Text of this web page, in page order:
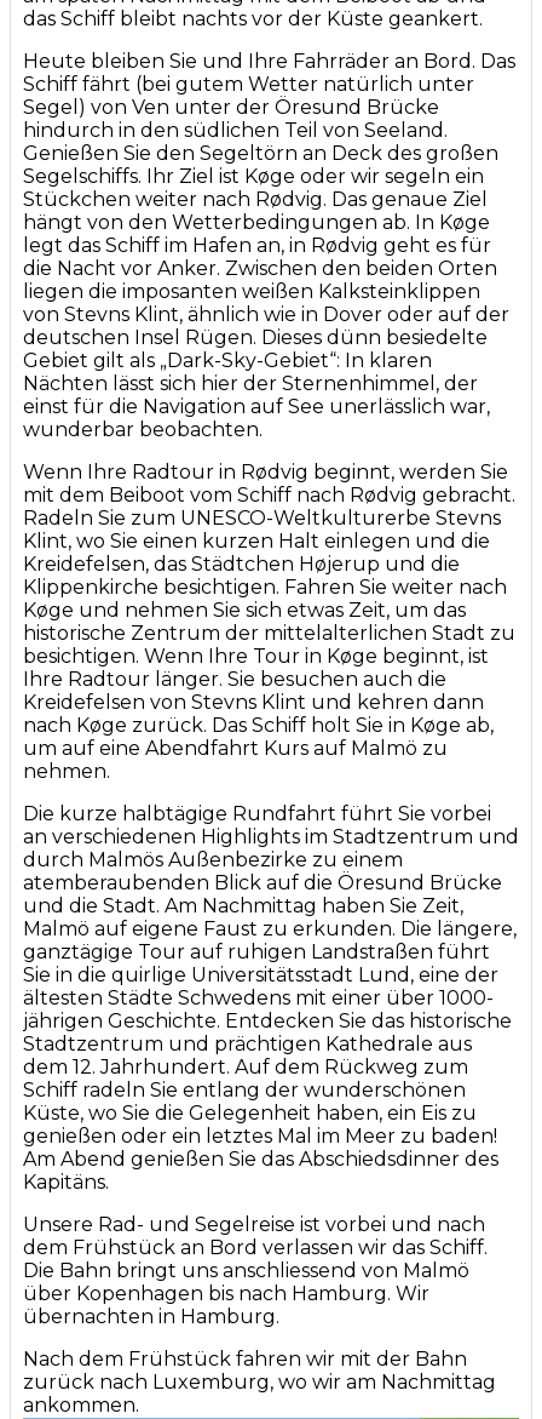
das Schiff bleibt nachts vor der Küste geankert.
Heute bleiben Sie und Ihre Fahrräder an Bord. Das
Schiff fährt (bei gutem Wetter natürlich unter
Segel) von Ven unter der Öresund Brücke
hindurch in den südlichen Teil von Seeland.
Genießen Sie den Segeltörn an Deck des großen
Segelschiffs. Ihr Ziel ist Køge oder wir segeln ein
Stückchen weiter nach Rødvig. Das genaue Ziel
hängt von den Wetterbedingungen ab. In Køge
legt das Schiff im Hafen an, in Rødvig geht es für
die Nacht vor Anker. Zwischen den beiden Orten
liegen die imposanten weißen Kalksteinklippen
von Stevns Klint, ähnlich wie in Dover oder auf der
deutschen Insel Rügen. Dieses dünn besiedelte
Gebiet gilt als „Dark-Sky-Gebiet“: In klaren
Nächten lässt sich hier der Sternenhimmel, der
einst für die Navigation auf See unerlässlich war,
wunderbar beobachten.
Wenn Ihre Radtour in Rødvig beginnt, werden Sie
mit dem Beiboot vom Schiff nach Rødvig gebracht.
Radeln Sie zum UNESCO-Weltkulturerbe Stevns
Klint, wo Sie einen kurzen Halt einlegen und die
Kreidefelsen, das Städtchen Højerup und die
Klippenkirche besichtigen. Fahren Sie weiter nach
Køge und nehmen Sie sich etwas Zeit, um das
historische Zentrum der mittelalterlichen Stadt zu
besichtigen. Wenn Ihre Tour in Køge beginnt, ist
Ihre Radtour länger. Sie besuchen auch die
Kreidefelsen von Stevns Klint und kehren dann
nach Køge zurück. Das Schiff holt Sie in Køge ab,
um auf eine Abendfahrt Kurs auf Malmö zu
nehmen.
Die kurze halbtägige Rundfahrt führt Sie vorbei
an verschiedenen Highlights im Stadtzentrum und
durch Malmös Außenbezirke zu einem
atemberaubenden Blick auf die Öresund Brücke
und die Stadt. Am Nachmittag haben Sie Zeit,
Malmö auf eigene Faust zu erkunden. Die längere,
ganztägige Tour auf ruhigen Landstraßen führt
Sie in die quirlige Universitätsstadt Lund, eine der
ältesten Städte Schwedens mit einer über 1000-
jährigen Geschichte. Entdecken Sie das historische
Stadtzentrum und prächtigen Kathedrale aus
dem 12. Jahrhundert. Auf dem Rückweg zum
Schiff radeln Sie entlang der wunderschönen
Küste, wo Sie die Gelegenheit haben, ein Eis zu
genießen oder ein letztes Mal im Meer zu baden!
Am Abend genießen Sie das Abschiedsdinner des
Kapitäns.
Unsere Rad- und Segelreise ist vorbei und nach
dem Frühstück an Bord verlassen wir das Schiff.
Die Bahn bringt uns anschliessend von Malmö
über Kopenhagen bis nach Hamburg. Wir
übernachten in Hamburg.
Nach dem Frühstück fahren wir mit der Bahn
zurück nach Luxemburg, wo wir am Nachmittag
ankommen.